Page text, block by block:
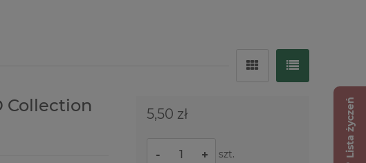
Collection
5,50 zł
- + szt. Lista życzeń